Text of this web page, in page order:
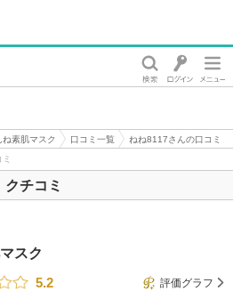
ね素肌マスク 口コミ一覧
ねね8117さんの口コミ
クチコミ
スク
5.2
評価グラフ